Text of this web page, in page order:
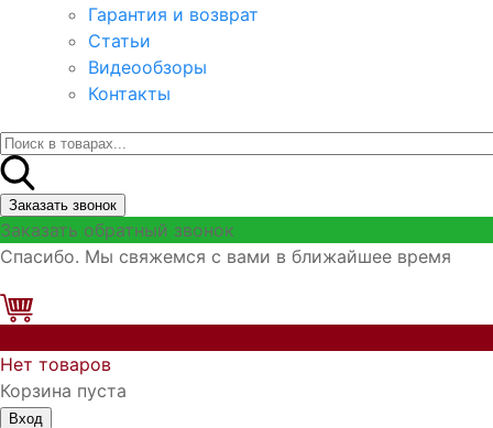
Гарантия и возврат
Статьи
Видеообзоры
Контакты
Заказать звонок
Заказать обратный звонок
Спасибо. Мы свяжемся с вами в ближайшее время
Нет товаров
Корзина пуста
Вход